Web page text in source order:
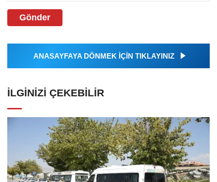
Gönder
ANASAYFAYA DÖNMEK İÇİN TIKLAYINIZ
İLGINIZI ÇEKEBILIR